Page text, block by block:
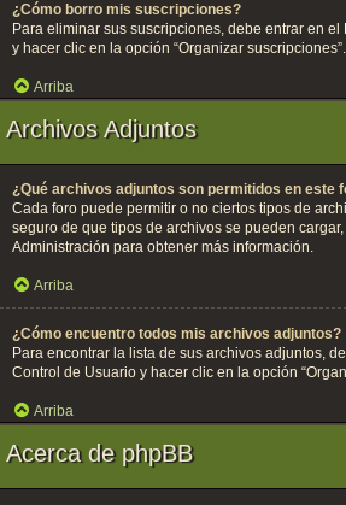
¿Cómo borro mis suscripciones?
Para eliminar sus suscripciones, debe entrar en
y hacer clic en la opción “Organizar suscripciones”.
Arriba
Archivos Adjuntos
¿Qué archivos adjuntos son permitidos en este
Cada foro puede permitir o no ciertos tipos de
seguro de que tipos de archivos se pueden
Administración para obtener más información.
Arriba
¿Cómo encuentro todos mis archivos adjuntos?
Para encontrar la lista de sus archivos adjuntos,
Control de Usuario y hacer clic en la opción
Arriba
Acerca de phpBB